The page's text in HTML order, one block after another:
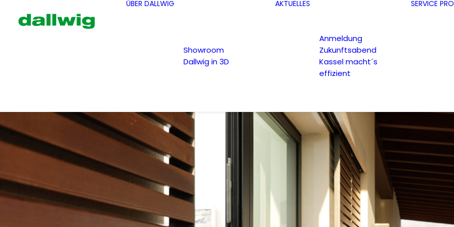
ÜBER DALLWIG
Showroom
Dallwig in 3D
AKTUELLES
Anmeldung
Zukunftsabend
Kassel macht´s
effizient
SERVICE